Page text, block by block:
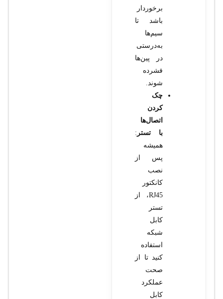
برخوردار
باشد تا
سیم‌ها
به‌درستی
در پین‌ها
فشرده
شوند.
چک
کردن
اتصال‌ها
با تستر :
همیشه
پس از
نصب
کانکتور
RJ45، از
تستر
کابل
شبکه
استفاده
کنید تا از
صحت
عملکرد
کابل